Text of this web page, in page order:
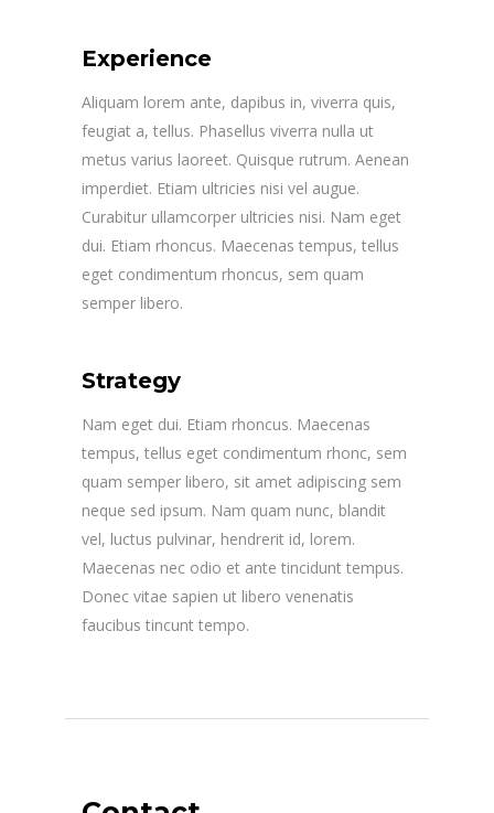
Experience
Aliquam lorem ante, dapibus in, viverra quis,
feugiat a, tellus. Phasellus viverra nulla ut
metus varius laoreet. Quisque rutrum. Aenean
imperdiet. Etiam ultricies nisi vel augue.
Curabitur ullamcorper ultricies nisi. Nam eget
dui. Etiam rhoncus. Maecenas tempus, tellus
eget condimentum rhoncus, sem quam
semper libero.
Strategy
Nam eget dui. Etiam rhoncus. Maecenas
tempus, tellus eget condimentum rhonc, sem
quam semper libero, sit amet adipiscing sem
neque sed ipsum. Nam quam nunc, blandit
vel, luctus pulvinar, hendrerit id, lorem.
Maecenas nec odio et ante tincidunt tempus.
Donec vitae sapien ut libero venenatis
faucibus tincunt tempo.